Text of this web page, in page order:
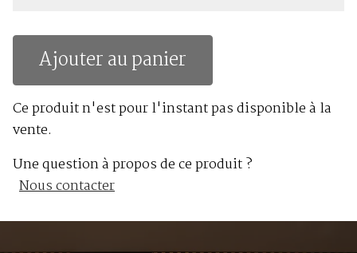
Ajouter au panier
Ce produit n'est pour l'instant pas disponible à la
vente.
Une question à propos de ce produit ?
Nous contacter